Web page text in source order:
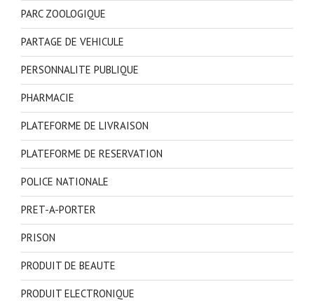
PARC ZOOLOGIQUE
PARTAGE DE VEHICULE
PERSONNALITE PUBLIQUE
PHARMACIE
PLATEFORME DE LIVRAISON
PLATEFORME DE RESERVATION
POLICE NATIONALE
PRET-A-PORTER
PRISON
PRODUIT DE BEAUTE
PRODUIT ELECTRONIQUE